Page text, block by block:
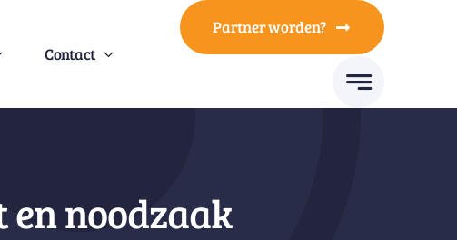
Contact
Partner worden?
noodzaak